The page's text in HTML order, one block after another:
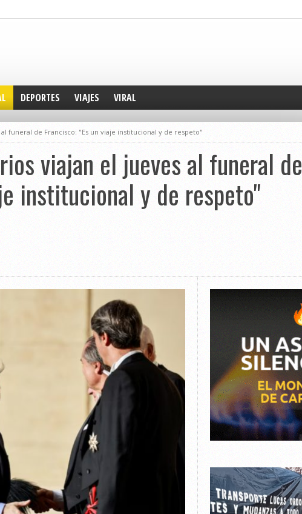
DEPORTES VIAJES VIRAL
funeral de Francisco: "Es un viaje institucional y de respeto"
viajan el jueves al funeral de
institucional y de respeto"